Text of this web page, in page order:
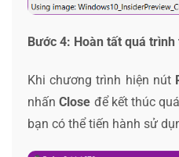
Bước 4: Hoàn tất quá trình
Khi chương trình hiện nút
nhấnClose để kết thúc
bạn có thể tiến hành sử